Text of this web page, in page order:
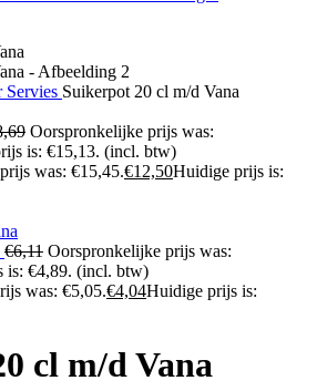
Servies Suikerpot 20 cl m/d Vana
Oorspronkelijke prijs was:
is: €15,13. (incl. btw)
was: €15,45.€12,50Huidige prijs is:
€6,11 Oorspronkelijke prijs was:
is: €4,89. (incl. btw)
was: €5,05.€4,04Huidige prijs is:
cl m/d Vana